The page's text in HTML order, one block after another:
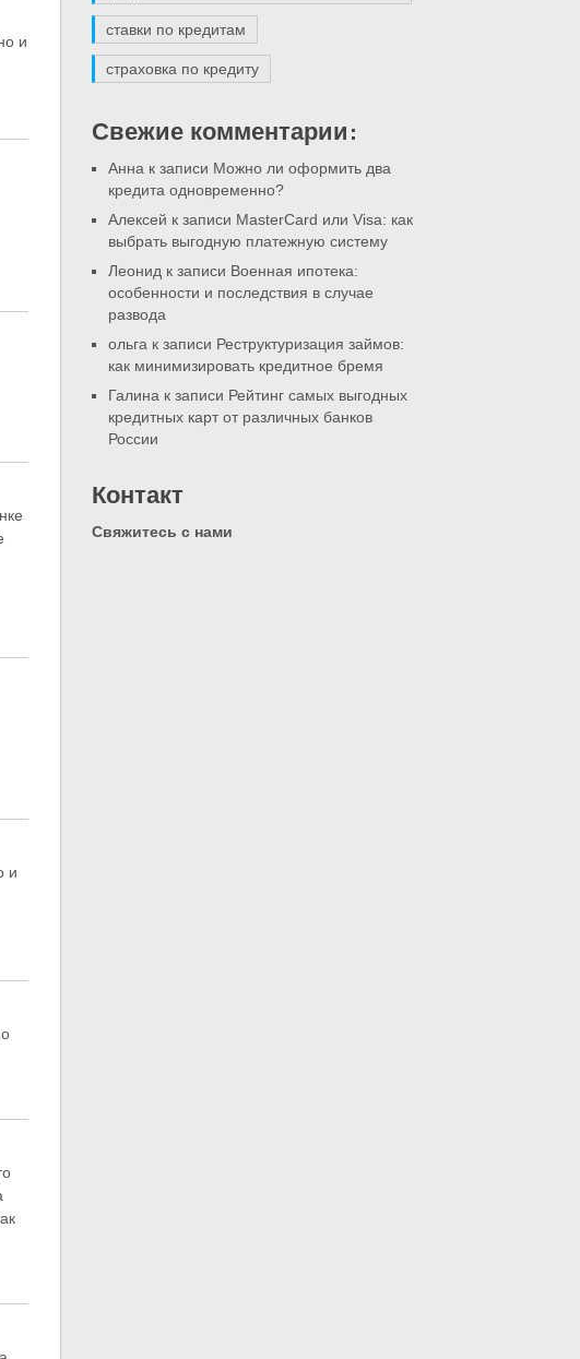
и
и
ставки по кредитам
страховка по кредиту
Свежие комментарии:
Анна к записи Можно ли оформить два
кредита одновременно?
Алексей к записи MasterCard или Visa: как
выбрать выгодную платежную систему
Леонид к записи Военная ипотека:
особенности и последствия в случае
развода
ольга к записи Реструктуризация займов:
как минимизировать кредитное бремя
Галина к записи Рейтинг самых выгодных
кредитных карт от различных банков
России
Контакт
Свяжитесь с нами